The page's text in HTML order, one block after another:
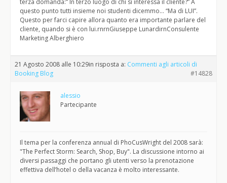
terza domanda:” In terzo luogo di chi si interessa il cliente?” A
questo punto tutti insieme noi studenti dicemmo… “Ma di LUI”.
Questo per farci capire allora quanto era importante parlare del
cliente, quando si è con lui.rnrnGiuseppe LunardirnConsulente
Marketing Alberghiero
21 Agosto 2008 alle 10:29in risposta a: Commenti agli articoli di
Booking Blog
#14828
alessio
Partecipante
Il tema per la conferenza annual di PhoCusWright del 2008 sarà:
"The Perfect Storm: Search, Shop, Buy". La discussione intorno ai
diversi passaggi che portano gli utenti verso la prenotazione
effettiva dell’hotel o della vacanza è molto interessante.